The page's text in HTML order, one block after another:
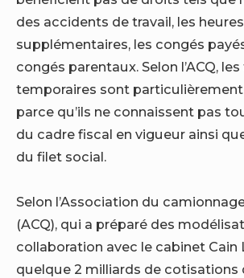
des accidents de travail, les heures
supplémentaires, les congés
congés parentaux. Selon l’ACQ,
temporaires sont particulièrement
parce qu’ils ne connaissent pas
du cadre fiscal en vigueur ainsi
du filet social.
Selon l’Association du
(ACQ), qui a préparé des
collaboration avec le cabinet Cain
quelque 2 milliards de cotisations